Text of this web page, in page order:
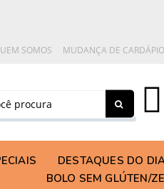
SOMOS MUDANÇA DE CARDÁPIO
DESTAQUES DO
BOLO SEM GLÚTEN/